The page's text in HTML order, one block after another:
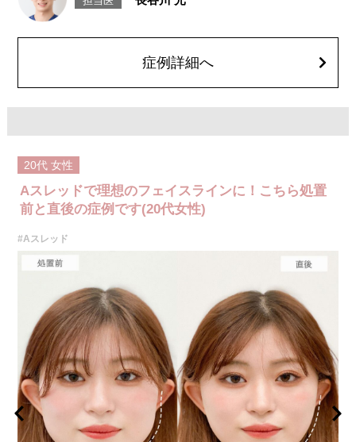
のよれ、繊維の突出などが生じることがございます。化膿止め・痛み止め
を処方しております。服用により、何か異常があれば服用を中止してくだ
費用：1部位 184,800円(税込)
オプション：笑気麻酔 3,300円(税込)
症例詳細へ
20代 女性
Aスレッドで理想のフェイスラインに！こちら処置
前と直後の症例です(20代女性)
#Aスレッド